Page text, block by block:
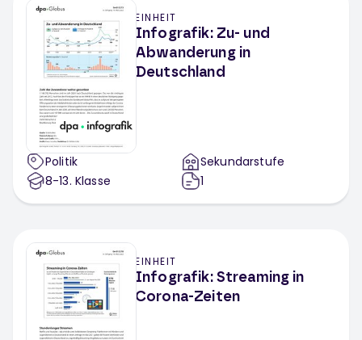
EINHEIT
Infografik: Zu- und
Abwanderung in
Deutschland
Politik
8-13. Klasse
Sekundarstufe
1
EINHEIT
Infografik: Streaming in
Corona-Zeiten